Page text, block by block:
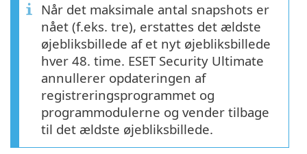
Når det maksimale antal snapshots er
nået (f.eks. tre), erstattes det ældste
øjebliksbillede af et nyt øjebliksbillede
hver 48. time. ESET Security Ultimate
annullerer opdateringen af
registreringsprogrammet og
programmodulerne og vender tilbage
til det ældste øjebliksbillede.